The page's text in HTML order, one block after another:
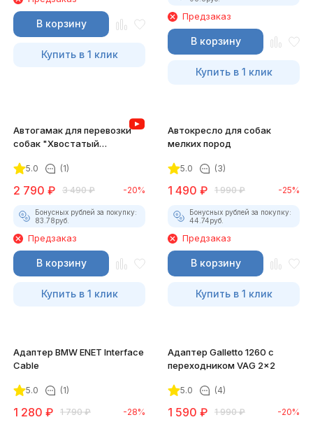
В корзину
Купить в 1 клик
Предзаказ
В корзину
Купить в 1 клик
Автогамак для перевозки
собак "Хвостатый
защитой дверей и ремнем
5.0 (1)
2 790 ₽ 3 490 ₽ -20%
Бонусных рублей за покупку:
83.78руб.
Предзаказ
В корзину
Купить в 1 клик
Автокресло для собак
мелких пород
5.0 (3)
1 490 ₽ 1 990 ₽ -25%
Бонусных рублей за покупку:
44.74руб.
Предзаказ
В корзину
Купить в 1 клик
Адаптер BMW ENET Interface
Cable
5.0 (1)
1 280 ₽ 1 790 ₽ -28%
Адаптер Galletto 1260 с
переходником VAG 2x2
5.0 (4)
1 590 ₽ 1 990 ₽ -20%